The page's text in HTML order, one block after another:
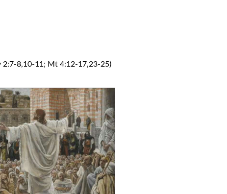
2:7-8,10-11; Mt 4:12-17,23-25)